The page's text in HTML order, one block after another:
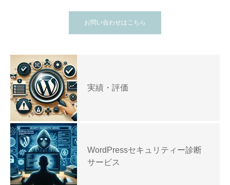
お問い合わせはこちら
実績・評価
WordPressセキュリティー診断
サービス